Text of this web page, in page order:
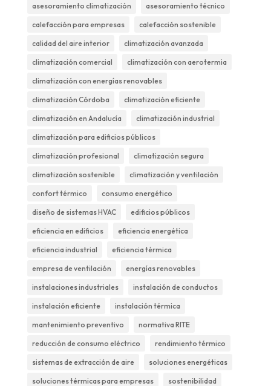
asesoramiento climatización asesoramiento técnico
calefacción para empresas calefacción sostenible
calidad del aire interior climatización avanzada
climatización comercial climatización con aerotermia
climatización con energías renovables
climatización Córdoba climatización eficiente
climatización en Andalucía climatización industrial
climatización para edificios públicos
climatización profesional climatización segura
climatización sostenible climatización y ventilación
confort térmico consumo energético
diseño de sistemas HVAC edificios públicos
eficiencia en edificios eficiencia energética
eficiencia industrial eficiencia térmica
empresa de ventilación energías renovables
instalaciones industriales instalación de conductos
instalación eficiente instalación térmica
mantenimiento preventivo normativa RITE
reducción de consumo eléctrico rendimiento térmico
sistemas de extracción de aire soluciones energéticas
soluciones térmicas para empresas sostenibilidad